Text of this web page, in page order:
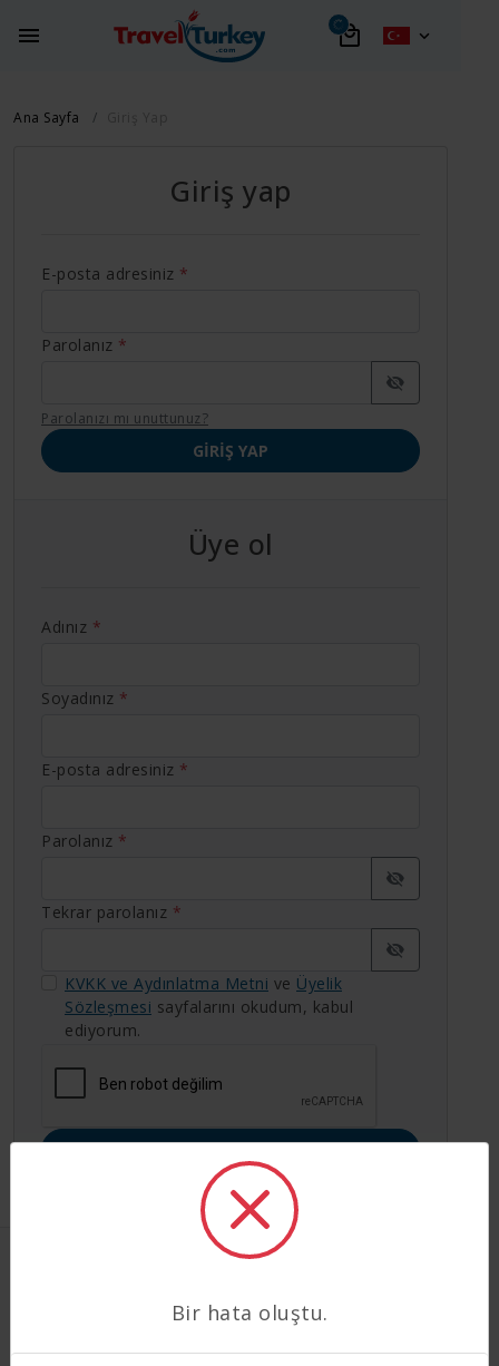
Ana Sayfa
Giriş yap
E-posta adresiniz *
Parolanız *
Parolanızı mı unuttunuz?
GIRIŞ YAP
Üye ol
Adınız *
Soyadınız *
E-posta adresiniz *
Parolanız *
Tekrar parolanız *
KVKK ve Aydınlatma Metni ve Üyelik
Sözleşmesi sayfalarını okudum, kabul
ediyorum.
ÜYE OL
Adnan Kahveci Cd. No: 19, 50180, Göreme /
Merkez / Nevşehir
Bir hata oluştu.